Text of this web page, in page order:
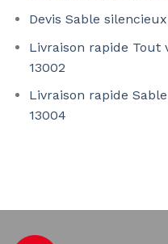
Devis Sable
Livraison rapide Tout
13002
Livraison rapide
13004